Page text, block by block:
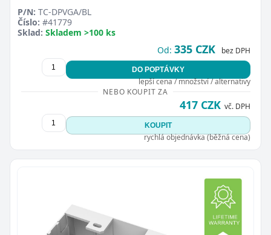
P/N: TC-DPVGA/BL
Číslo: #41779
Sklad: Skladem >100 ks
Od: 335 CZK bez DPH
DO POPTÁVKY
lepší cena / množství / alternativy
NEBO KOUPIT ZA
417 CZK vč. DPH
KOUPIT
rychlá objednávka (běžná cena)